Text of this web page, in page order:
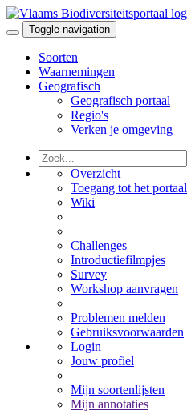
Toggle navigation
Soorten
Waarnemingen
Geografisch
Geografisch portaal
Regio's
Verken je omgeving
Overzicht
Toegang tot het portaal
Wiki
Challenges
Introductiefilmpjes
Survey
Workshop aanvragen
Problemen melden
Gebruiksvoorwaarden
Login
Jouw profiel
Mijn soortenlijsten
Mijn annotaties